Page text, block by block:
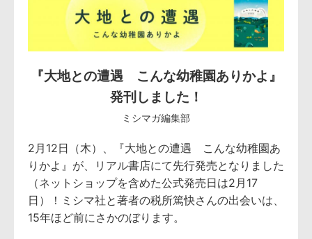
『大地との遭遇 こんな幼稚園ありかよ』
発刊しました！
ミシマガ編集部
2月12日（木）、『大地との遭遇 こんな幼稚園あ
りかよ』が、リアル書店にて先行発売となりました
（ネットショップを含めた公式発売日は2月17
日）！ミシマ社と著者の税所篤快さんの出会いは、
15年ほど前にさかのぼります。